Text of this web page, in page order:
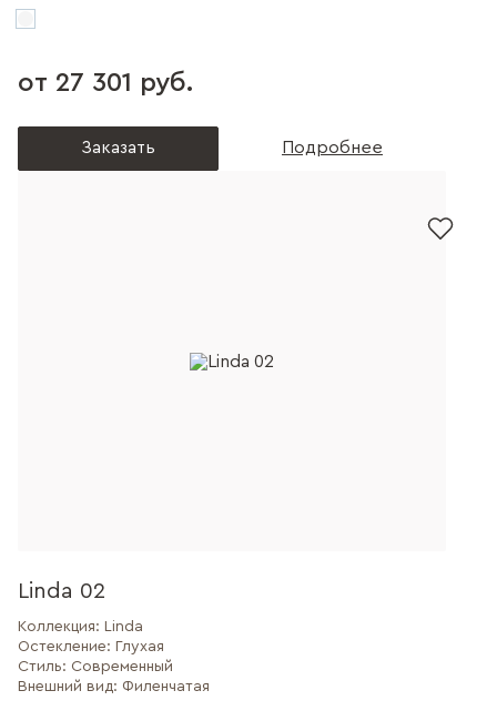
от 27 301 руб.
Заказать Подробнее
Linda 02
Коллекция: Linda
Остекление: Глухая
Стиль: Современный
Внешний вид: Филенчатая